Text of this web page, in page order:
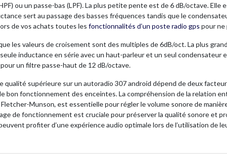
ou un passe-bas (LPF). La plus petite pente est de 6 dB/octave.
sert au passage des basses fréquences tandis que le
de vos achats toutes les fonctionnalités d’un poste radio gps pour ne
les valeurs de croisement sont des multiples de 6dB/oct. La plus
inductance en série avec un haut-parleur et un seul condensateur
un filtre passe-haut de 12 dB/octave.
qualité supérieure sur un autoradio 307 android dépend de deux
bon fonctionnement des enceintes. La compréhension de la relation
Munson, est essentielle pour régler le volume sonore de
de fonctionnement est cruciale pour préserver la qualité sonore et
profiter d’une expérience audio optimale lors de l’utilisation de